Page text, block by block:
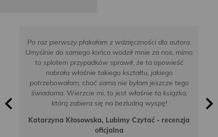
Po raz pierwszy płakałam z wdzięczności dla autora.
Umyślnie do samego końca wodził mnie za nos, mimo
to splotem przypadków sprawił, że ta opowieść
nabrała właśnie takiego kształtu, jakiego
potrzebowałam, choć sama nie byłam jeszcze tego
świadoma. Wierzcie mi, to jest właśnie ta książka,
którą zabiera się na bezludną wyspę!
Katarzyna Kłosowska, Lubimy Czytać - recenzja
oficjalna